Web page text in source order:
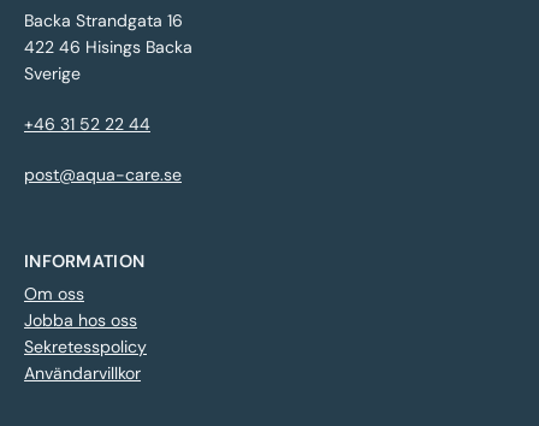
Backa Strandgata 16
422 46 Hisings Backa
Sverige
+46 31 52 22 44
post@aqua-care.se
INFORMATION
Om oss
Jobba hos oss
Sekretesspolicy
Användarvillkor